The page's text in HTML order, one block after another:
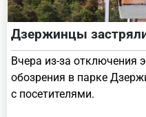
Дзержинцы
Вчера из-за отключения
обозрения в парке
с посетителями.